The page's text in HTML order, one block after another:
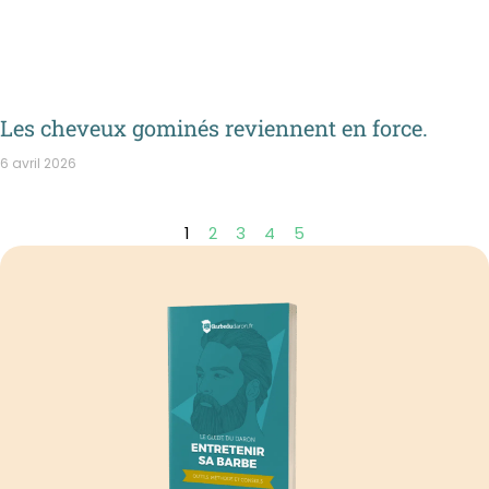
Les cheveux gominés reviennent en force.
6 avril 2026
1 2 3 4 5